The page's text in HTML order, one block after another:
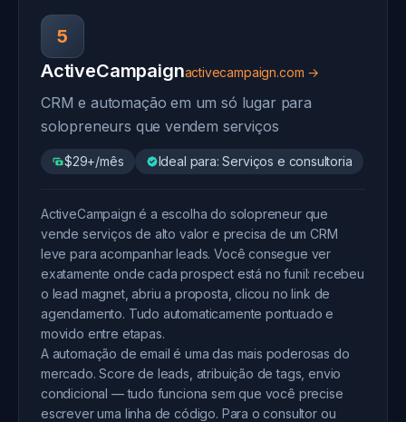
5
ActiveCampaignactivecampaign.com →
CRM e automação em um só lugar para
solopreneurs que vendem serviços
$29+/mês Ideal para: Serviços e consultoria
ActiveCampaign é a escolha do solopreneur que
vende serviços de alto valor e precisa de um CRM
leve para acompanhar leads. Você consegue ver
exatamente onde cada prospect está no funil: recebeu
o lead magnet, abriu a proposta, clicou no link de
agendamento. Tudo automaticamente pontuado e
movido entre etapas.
A automação de email é uma das mais poderosas do
mercado. Score de leads, atribuição de tags, envio
condicional — tudo funciona sem que você precise
escrever uma linha de código. Para o consultor ou